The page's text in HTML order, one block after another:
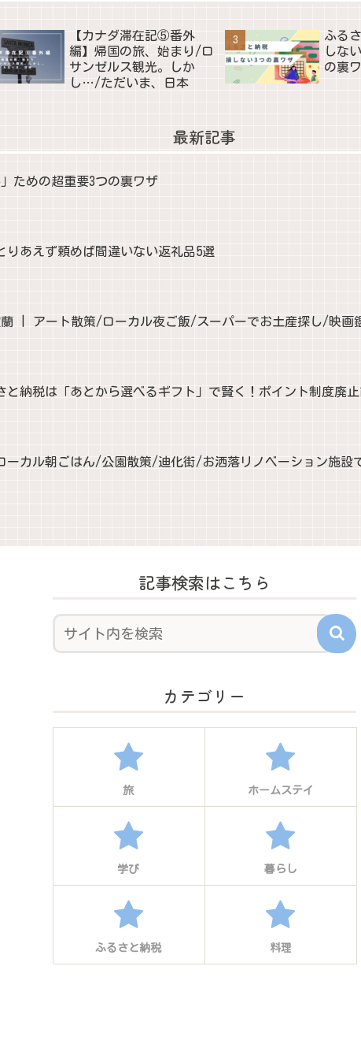
【カナダ滞在記⑤番外
編】帰国の旅、始まり/ロ
サンゼルス観光。しか
し…/ただいま、日本
ふる
しな
の裏
最新記事
ための超重要3つの裏ワザ
りあえず頼めば間違いない返礼品5選
| アート散策/ローカル夜ご飯/スーパーでお土産探し/映画
と納税は「あとから選べるギフト」で賢く！ポイント制度廃
ーカル朝ごはん/公園散策/迪化街/お洒落リノベーション施設
記事検索はこちら
カテゴリー
旅 ホームステイ
学び 暮らし
ふるさと納税 料理